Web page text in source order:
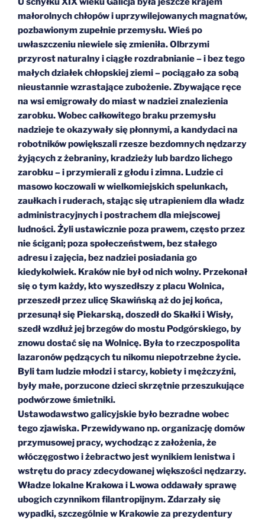
małorolnych chłopów i uprzywilejowanych magnatów,
pozbawionym zupełnie przemysłu. Wieś po
uwłaszczeniu niewiele się zmieniła. Olbrzymi
przyrost naturalny i ciągłe rozdrabnianie – i bez tego
małych działek chłopskiej ziemi – pociągało za sobą
nieustannie wzrastające zubożenie. Zbywające ręce
na wsi emigrowały do miast w nadziei znalezienia
zarobku. Wobec całkowitego braku przemysłu
nadzieje te okazywały się płonnymi, a kandydaci na
robotników powiększali rzesze bezdomnych nędzarzy
żyjących z żebraniny, kradzieży lub bardzo lichego
zarobku – i przymierali z głodu i zimna. Ludzie ci
masowo koczowali w wielkomiejskich spelunkach,
zaułkach i ruderach, stając się utrapieniem dla władz
administracyjnych i postrachem dla miejscowej
ludności. Żyli ustawicznie poza prawem, często przez
nie ścigani; poza społeczeństwem, bez stałego
adresu i zajęcia, bez nadziei posiadania go
kiedykolwiek. Kraków nie był od nich wolny. Przekonał
się o tym każdy, kto wyszedłszy z placu Wolnica,
przeszedł przez ulicę Skawińską aż do jej końca,
przesunął się Piekarską, doszedł do Skałki i Wisły,
szedł wzdłuż jej brzegów do mostu Podgórskiego, by
znowu dostać się na Wolnicę. Była to rzeczpospolita
lazaronów pędzących tu nikomu niepotrzebne życie.
Byli tam ludzie młodzi i starcy, kobiety i mężczyźni,
były małe, porzucone dzieci skrzętnie przeszukujące
podwórzowe śmietniki.
Ustawodawstwo galicyjskie było bezradne wobec
tego zjawiska. Przewidywano np. organizację domów
przymusowej pracy, wychodząc z założenia, że
włóczęgostwo i żebractwo jest wynikiem lenistwa i
wstrętu do pracy zdecydowanej większości nędzarzy.
Władze lokalne Krakowa i Lwowa oddawały sprawę
ubogich czynnikom filantropijnym. Zdarzały się
wypadki, szczególnie w Krakowie za prezydentury